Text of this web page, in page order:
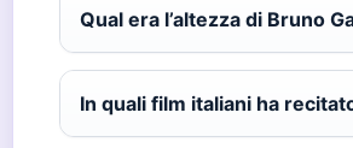
Qual era l’altezza di Bruno
In quali film italiani ha